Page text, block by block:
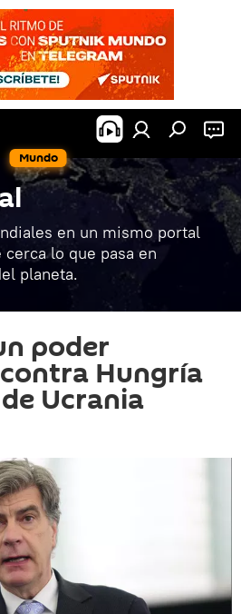
Mundo
en un mismo portal
lo que pasa en
planeta.
poder
Hungría
Ucrania